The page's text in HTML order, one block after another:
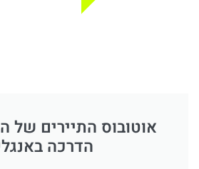
אוטובוס התיירים של
הדרכה